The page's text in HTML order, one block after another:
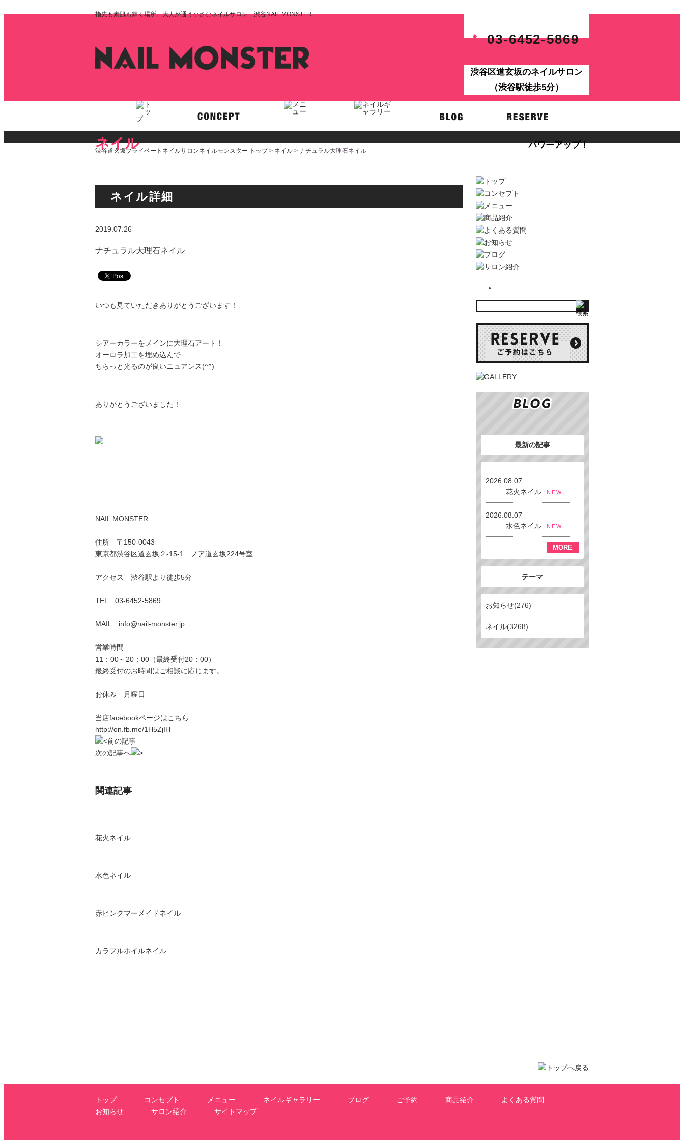
指先も素肌も輝く場所。大人が通う小さなネイルサロン 渋谷NAIL MONSTER
03-6452-5869
渋谷区道玄坂のネイルサロン
（渋谷駅徒歩5分）
パワーアップ！
ネイル
渋谷道玄坂プライベートネイルサロンネイルモンスター トップ > ネイル > ナチュラル大理石ネイル
ネイル詳細
2019.07.26
ナチュラル大理石ネイル
いつも見ていただきありがとうございます！
シアーカラーをメインに大理石アート！
オーロラ加工を埋め込んで
ちらっと光るのが良いニュアンス(^^)
ありがとうございました！
NAIL MONSTER
住所 〒150-0043
東京都渋谷区道玄坂２-15-1 ノア道玄坂224号室
アクセス 渋谷駅より徒歩5分
TEL 03-6452-5869
MAIL info@nail-monster.jp
営業時間
11：00～20：00（最終受付20：00）
最終受付のお時間はご相談に応じます。
お休み 月曜日
当店facebookページはこちら
http://on.fb.me/1H5ZjIH
前の記事
次の記事へ
関連記事
花火ネイル
水色ネイル
赤ピンクマーメイドネイル
カラフルホイルネイル
最新の記事
2026.08.07
花火ネイル
NEW
2026.08.07
水色ネイル
NEW
MORE
テーマ
お知らせ(276)
ネイル(3268)
トップ コンセプト メニュー ネイルギャラリー ブログ ご予約 商品紹介
よくある質問
お知らせ
サロン紹介 サイトマップ